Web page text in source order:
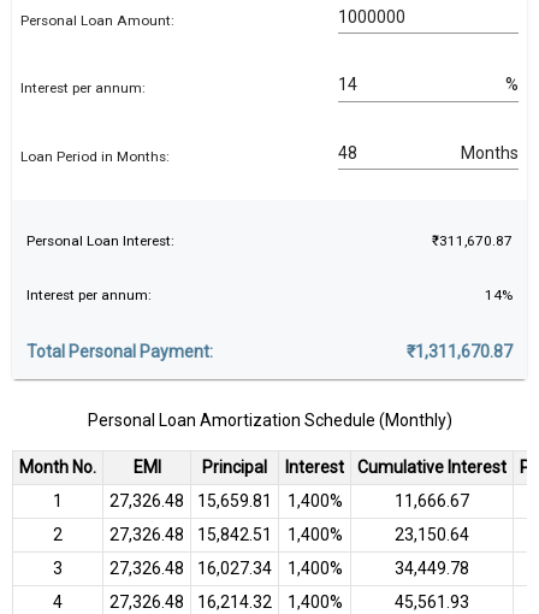
Personal Loan Amount:
Interest per annum: %
Loan Period in Months: Months
Personal Loan Interest: ₹311,670.87
Interest per annum: 14%
Total Personal Payment: ₹1,311,670.87
Personal Loan Amortization Schedule (Monthly)
Month No. EMI Principal Interest Cumulative Interest
1
₹27,326.48 ₹15,659.81 1,400%
₹11,666.67
2
₹27,326.48 ₹15,842.51 1,400%
₹23,150.64
3
₹27,326.48 ₹16,027.34 1,400%
₹34,449.78
4
₹27,326.48 ₹16,214.32 1,400%
₹45,561.93